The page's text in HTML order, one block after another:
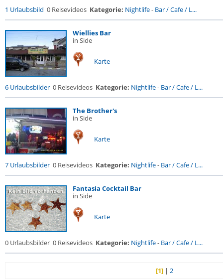
1 Urlaubsbild 0 Reisevideos Kategorie: Nightlife- Bar / Cafe / L...
Wiellies Bar
in Side
Karte
6 Urlaubsbilder 0 Reisevideos Kategorie: Nightlife- Bar / Cafe / L...
The Brother's
in Side
Karte
7 Urlaubsbilder 0 Reisevideos Kategorie: Nightlife- Bar / Cafe / L...
Fantasia Cocktail Bar
in Side
Karte
0 Urlaubsbilder 0 Reisevideos Kategorie: Nightlife- Bar / Cafe / L...
[1] |2